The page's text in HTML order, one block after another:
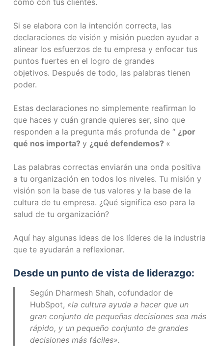
como con tus clientes.
Si se elabora con la intención correcta, las
declaraciones de visión y misión pueden ayudar a
alinear los esfuerzos de tu empresa y enfocar tus
puntos fuertes en el logro de grandes
objetivos. Después de todo, las palabras tienen
poder.
Estas declaraciones no simplemente reafirman lo
que haces y cuán grande quieres ser, sino que
responden a la pregunta más profunda de “ ¿por
qué nos importa? y ¿qué defendemos? «
Las palabras correctas enviarán una onda positiva
a tu organización en todos los niveles. Tu misión y
visión son la base de tus valores y la base de la
cultura de tu empresa. ¿Qué significa eso para la
salud de tu organización?
Aquí hay algunas ideas de los líderes de la industria
que te ayudarán a reflexionar.
Desde un punto de vista de liderazgo:
Según Dharmesh Shah, cofundador de
HubSpot, «la cultura ayuda a hacer que un
gran conjunto de pequeñas decisiones sea más
rápido, y un pequeño conjunto de grandes
decisiones más fáciles».